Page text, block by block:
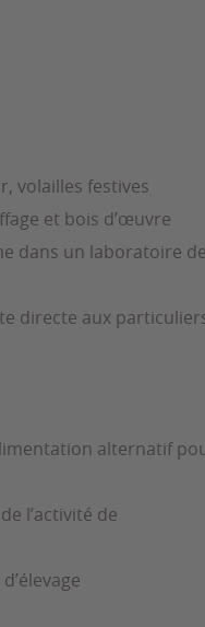
volailles festives
et bois d’œuvre
dans un laboratoire de
directe aux
alternatif
l’activité de